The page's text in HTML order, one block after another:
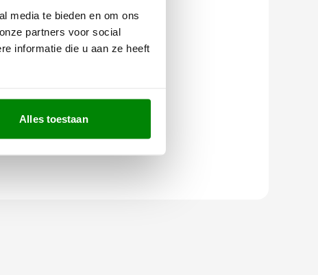
media te bieden en om ons
partners voor social
informatie die u aan ze heeft
Alles toestaan